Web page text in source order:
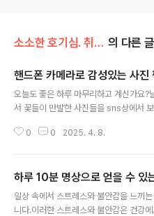
소소한 호기심. 취미 생활 의 다른 글
핸드폰 카메라로 감성있는 사진
오늘도 좋은 하루 마무리하고 계신가요?
서 꽃들이 만발한 사진들을 sns상에서
있답니다.스마트폰 카메라는 가볍고 편리
과 중요성최근 몇 년 간 스마트폰 카메라
여 DSLR 카메라에 버금가는 성능을 자
이렇게 발전한 핸드폰 카메라는 많은 사
0 0 2025. 4. 8.
하루 10분 명상으로 얻을 수 있
일상 속에서 스트레스와 불안감을 느끼
니다.이러한 스트레스와 불안감은 건강